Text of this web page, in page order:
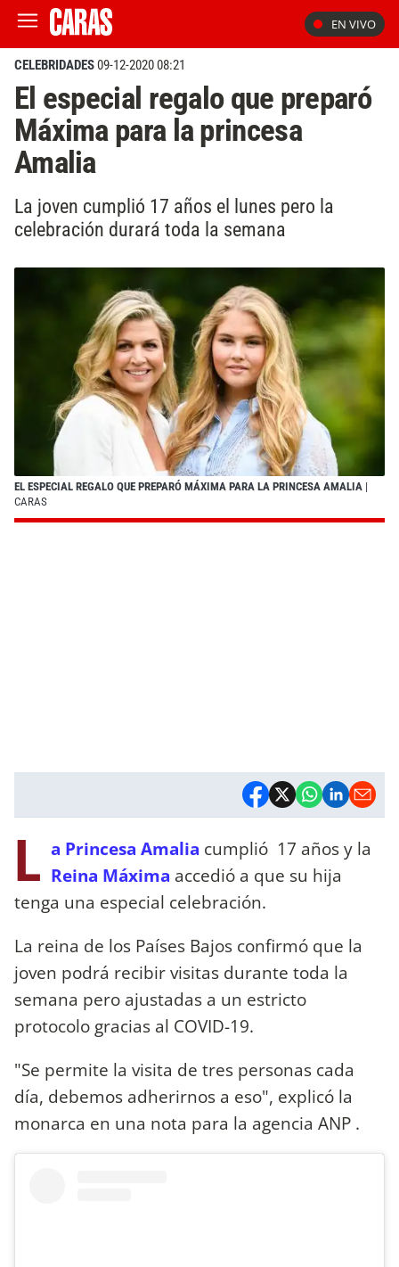
EN VIVO
CELEBRIDADES09-12-2020 08:21
El especial regalo que preparó
Máxima para la princesa
Amalia
La joven cumplió 17 años el lunes pero la
celebración durará toda la semana
EL ESPECIAL REGALO QUE PREPARÓ MÁXIMA PARA LA PRINCESA AMALIA |
CARAS
L a Princesa Amalia cumplió 17 años y la
Reina Máxima accedió a que su hija
tenga una especial celebración.
La reina de los Países Bajos confirmó que la
joven podrá recibir visitas durante toda la
semana pero ajustadas a un estricto
protocolo gracias al COVID-19.
"Se permite la visita de tres personas cada
día, debemos adherirnos a eso", explicó la
monarca en una nota para la agencia ANP .